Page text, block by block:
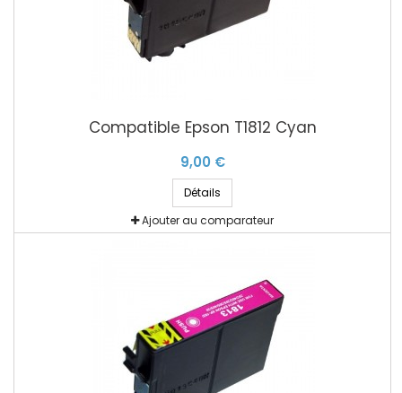
Compatible Epson T1812 Cyan
9,00 €
Détails
Ajouter au comparateur